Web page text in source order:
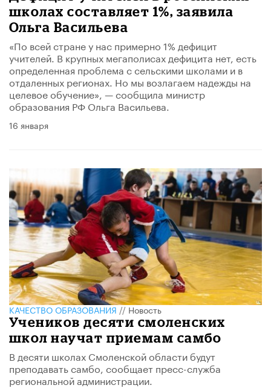
школах составляет 1%, заявила
Ольга Васильева
«По всей стране у нас примерно 1% дефицит
учителей. В крупных мегаполисах дефицита нет, есть
определенная проблема с сельскими школами и в
отдаленных регионах. Но мы возлагаем надежды на
целевое обучение», — сообщила министр
образования РФ Ольга Васильева.
16 января
КАЧЕСТВО ОБРАЗОВАНИЯ//Новость
Учеников десяти смоленских
школ научат приемам самбо
В десяти школах Смоленской области будут
преподавать самбо, сообщает пресс-служба
региональной администрации.